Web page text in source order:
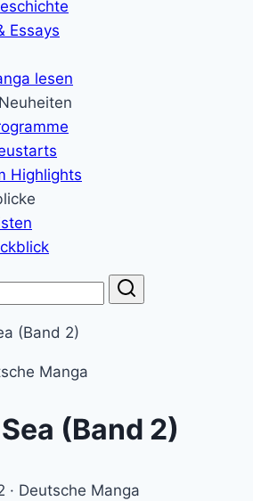
Essays
lesen
Highlights
Manga
(Band 2)
· Deutsche Manga